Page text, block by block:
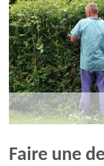
Faire une